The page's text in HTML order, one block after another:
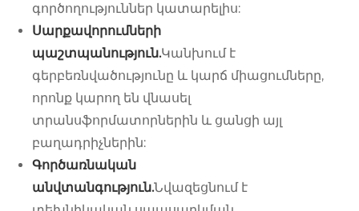
գործողություններ կատարելիս:
Սարքավորումների
պաշտպանություն.Կանխում է
գերբեռնվածությունը և կարճ միացումները,
որոնք կարող են վնասել
տրանսֆորմատորներին և ցանցի այլ
բաղադրիչներին:
Գործառնական
անվտանգություն.Նվազեցնում է